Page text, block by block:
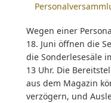
Wegen einer
18. Juni öffnen die
die Sonderlesesäle
13 Uhr. Die
aus dem Magazin
verzögern, und